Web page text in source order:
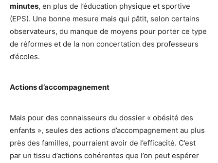
minutes, en plus de l’éducation physique et sportive
(EPS). Une bonne mesure mais qui pâtit, selon certains
observateurs, du manque de moyens pour porter ce type
de réformes et de la non concertation des professeurs
d’écoles.
Actions d’accompagnement
Mais pour des connaisseurs du dossier « obésité des
enfants », seules des actions d’accompagnement au plus
près des familles, pourraient avoir de l’efficacité. C’est
par un tissu d’actions cohérentes que l’on peut espérer